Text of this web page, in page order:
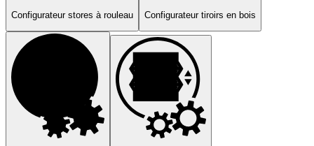
Configurateur stores à rouleau Configurateur tiroirs en bois